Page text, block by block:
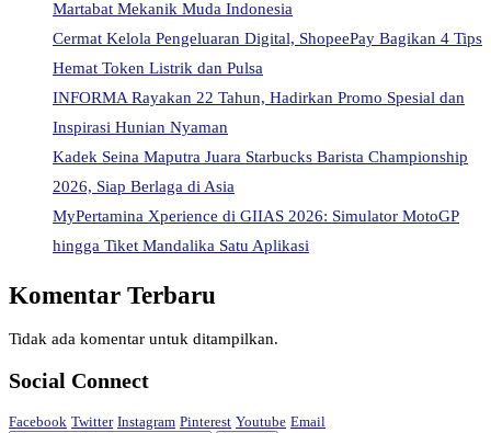
Martabat Mekanik Muda Indonesia
Cermat Kelola Pengeluaran Digital, ShopeePay Bagikan 4 Tips
Hemat Token Listrik dan Pulsa
INFORMA Rayakan 22 Tahun, Hadirkan Promo Spesial dan
Inspirasi Hunian Nyaman
Kadek Seina Maputra Juara Starbucks Barista Championship
2026, Siap Berlaga di Asia
MyPertamina Xperience di GIIAS 2026: Simulator MotoGP
hingga Tiket Mandalika Satu Aplikasi
Komentar Terbaru
Tidak ada komentar untuk ditampilkan.
Social Connect
Facebook Twitter Instagram Pinterest Youtube Email